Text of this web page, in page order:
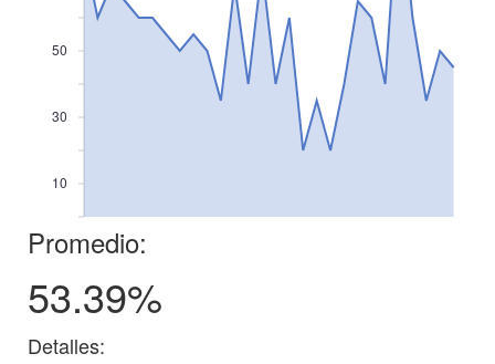
10
30
50
Promedio:
53.39%
Detalles: